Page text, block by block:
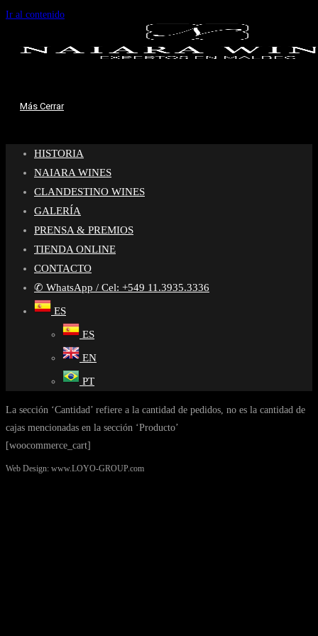
Ir al contenido
Más Cerrar
HISTORIA
NAIARA WINES
CLANDESTINO WINES
GALERÍA
PRENSA & PREMIOS
TIENDA ONLINE
CONTACTO
✆ WhatsApp / Cel: +549 11.3935.3336
ES
ES
EN
PT
La sección ‘Cantidad’ refiere a la cantidad de pedidos, no es la cantidad de
cajas mencionadas en la sección ‘Producto’
[woocommerce_cart]
Web Design: www.LOYO-GROUP.com